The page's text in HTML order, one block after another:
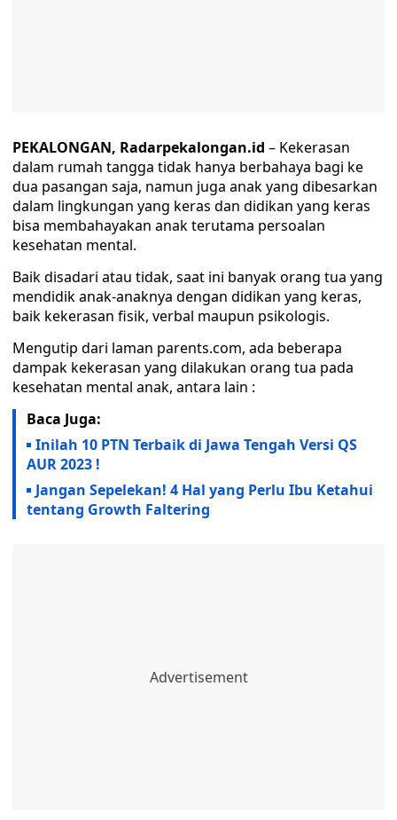
PEKALONGAN, Radarpekalongan.id – Kekerasan
dalam rumah tangga tidak hanya berbahaya bagi ke
dua pasangan saja, namun juga anak yang dibesarkan
dalam lingkungan yang keras dan didikan yang keras
bisa membahayakan anak terutama persoalan
kesehatan mental.
Baik disadari atau tidak, saat ini banyak orang tua yang
mendidik anak-anaknya dengan didikan yang keras,
baik kekerasan fisik, verbal maupun psikologis.
Mengutip dari laman parents.com, ada beberapa
dampak kekerasan yang dilakukan orang tua pada
kesehatan mental anak, antara lain :
Baca Juga:
Inilah 10 PTN Terbaik di Jawa Tengah Versi QS
AUR 2023 !
Jangan Sepelekan! 4 Hal yang Perlu Ibu Ketahui
tentang Growth Faltering